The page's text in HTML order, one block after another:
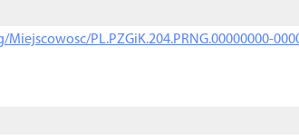
PL.PZGiK.204.PRNG.00000000-